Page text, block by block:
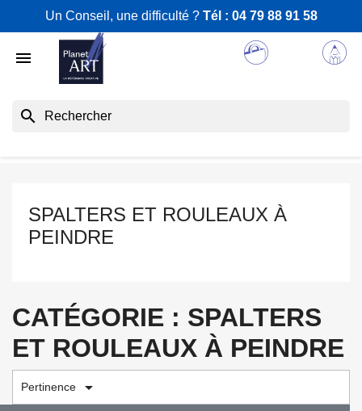
Un Conseil, une difficulté ? Tél : 04 79 88 91 58

search
SPALTERS ET ROULEAUX À
PEINDRE
CATÉGORIE : SPALTERS
ET ROULEAUX À PEINDRE
Pertinence 